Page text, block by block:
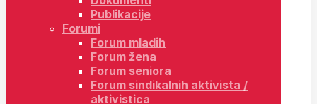
Publikacije
Forumi
Forum mladih
Forum žena
Forum seniora
Forum sindikalnih aktivista /
aktivistica